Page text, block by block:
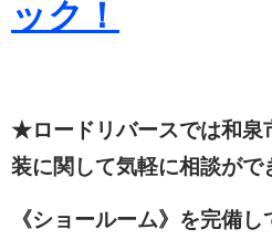
ック！
★ロードリバースでは和泉
装に関して気軽に相談がで
《ショールーム》を完備